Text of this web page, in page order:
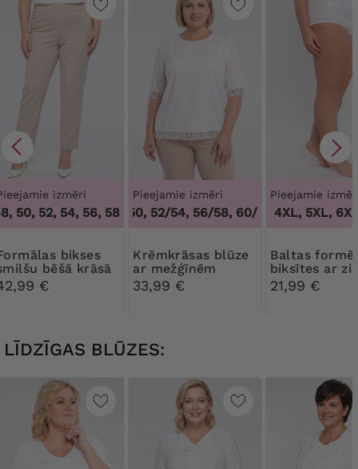
izmēri
50, 52, 54, 56, 58, 60, 62, 64, 46, 48, 50, 52, 54, 56, 58,
bēšā krāsā
€
Pieejamie izmēri
48/50, 52/54, 56/58, 60/62 48/50, 52/
Krēmkrāsas blūze
ar mežģīnēm
33,99 €
Pieejamie
3XL, 4XL, 5XL,
Baltas formējošas
biksītes ar
mežģīnēm
21,99 €
LĪDZĪGAS BLŪZES: